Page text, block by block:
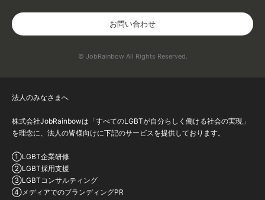
お問い合わせ
© JobRainbow All Rights Reserved.
法人のみなさまへ
株式会社JobRainbowは「すべてのLGBTが自分らしく働ける社会の実現」
を理念に、法人の皆様向けに下記のサービスを提供しております。
①LGBT企業研修
②LGBT採用支援
③LGBTコンサルティング
④メディアでのブランディングPR